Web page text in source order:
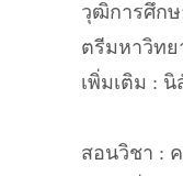
วุฒิการศึก
ตรีมหาวิท
เพิ่มเติม :
สอนวิชา :